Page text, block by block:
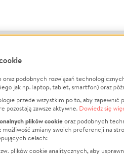
Informacje
Jak to działa?
Regulamin
Polityka Prywatności
oraz podobnych rozwiązań
jak np. laptop, tablet, smartfon) oraz
przede wszystkim po to, aby zapewnić
pozostają zawsze aktywne. Dowiedz się
plików cookieoraz podobnych
zmiany swoich preferencji na
celach:
plików cookie analitycznych, aby